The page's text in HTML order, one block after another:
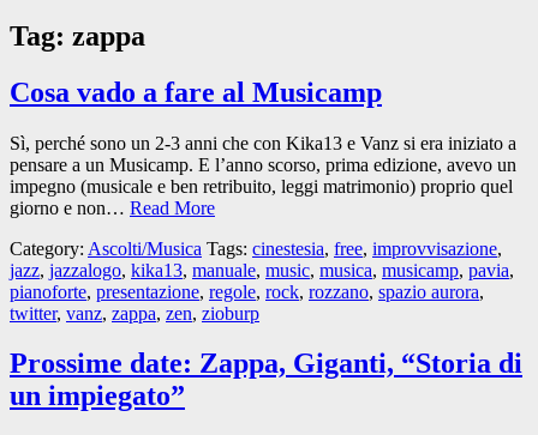
Tag: zappa
Cosa vado a fare al Musicamp
Sì, perché sono un 2-3 anni che con Kika13 e Vanz si era iniziato a
pensare a un Musicamp. E l’anno scorso, prima edizione, avevo un
impegno (musicale e ben retribuito, leggi matrimonio) proprio quel
giorno e non… Read More
Category: Ascolti/Musica Tags: cinestesia, free, improvvisazione,
jazz, jazzalogo, kika13, manuale, music, musica, musicamp, pavia,
pianoforte, presentazione, regole, rock, rozzano, spazio aurora,
twitter, vanz, zappa, zen, zioburp
Prossime date: Zappa, Giganti, “Storia di
un impiegato”